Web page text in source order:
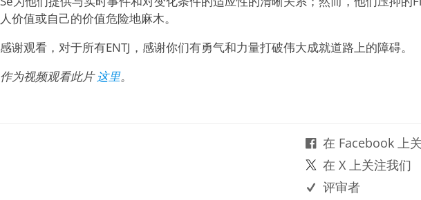
人价值或自己的价值危险地麻木。
感谢观看，对于所有ENTJ，感谢你们有勇气和力量打破伟大成就道路上的障碍。
作为视频观看此片 这里。
在 Facebook 上
在 X 上关注我们
评审者